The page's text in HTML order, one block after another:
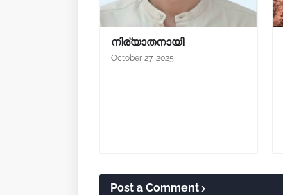
നിര്യാതനായി
October 27, 2025
Post a Comment